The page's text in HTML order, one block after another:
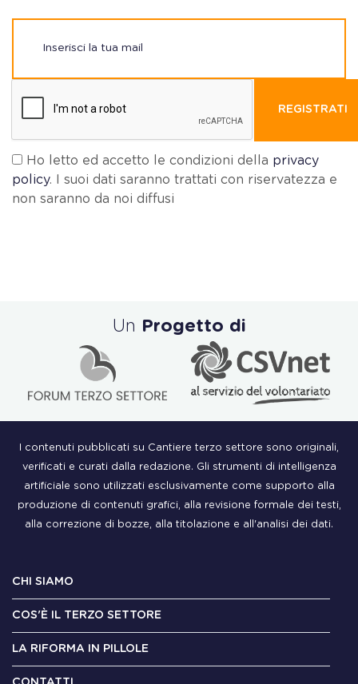
REGISTRATI
Ho letto ed accetto le condizioni della privacy
policy. I suoi dati saranno trattati con riservatezza e
non saranno da noi diffusi
Un Progetto di
I contenuti pubblicati su Cantiere terzo settore sono originali,
verificati e curati dalla redazione. Gli strumenti di intelligenza
artificiale sono utilizzati esclusivamente come supporto alla
produzione di contenuti grafici, alla revisione formale dei testi,
alla correzione di bozze, alla titolazione e all'analisi dei dati.
CHI SIAMO
COS'È IL TERZO SETTORE
LA RIFORMA IN PILLOLE